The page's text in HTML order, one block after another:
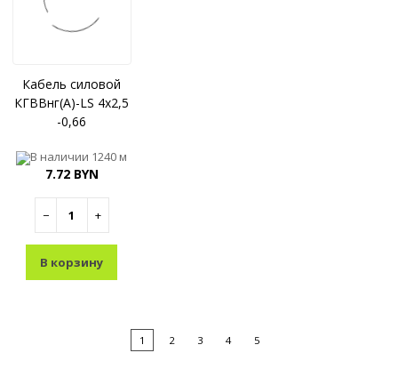
Кабель силовой
КГВВнг(A)-LS 4x2,5
-0,66
В наличии 1240 м
7.72 BYN
− +
В корзину
1 2 3 4 5